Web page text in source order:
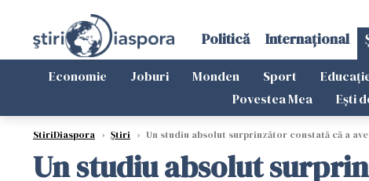
Politică Internațional
Economie Joburi Monden Sport
Povestea Mea
Ești
StiriDiaspora › Știri › Un studiu absolut surprinzător constată că a
Un studiu absolut